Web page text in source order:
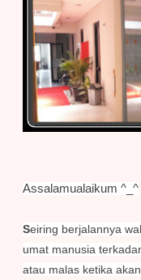
Assalamualaikum ^_^
Seiring berjalannya
umat manusia
atau malas ketika